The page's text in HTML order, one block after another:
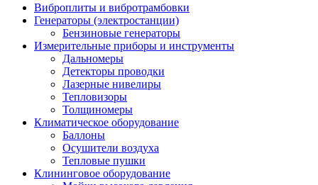
Виброплиты и вибротрамбовки
Генераторы (электростанции)
Бензиновые генераторы
Измерительные приборы и инструменты
Дальномеры
Детекторы проводки
Лазерные нивелиры
Тепловизоры
Толщиномеры
Климатическое оборудование
Баллоны
Осушители воздуха
Тепловые пушки
Клининговое оборудование